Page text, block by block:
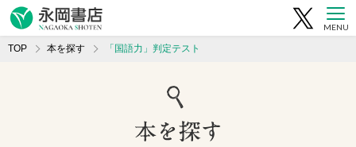
MENU
TOP 本を探す 「国語力」判定テスト